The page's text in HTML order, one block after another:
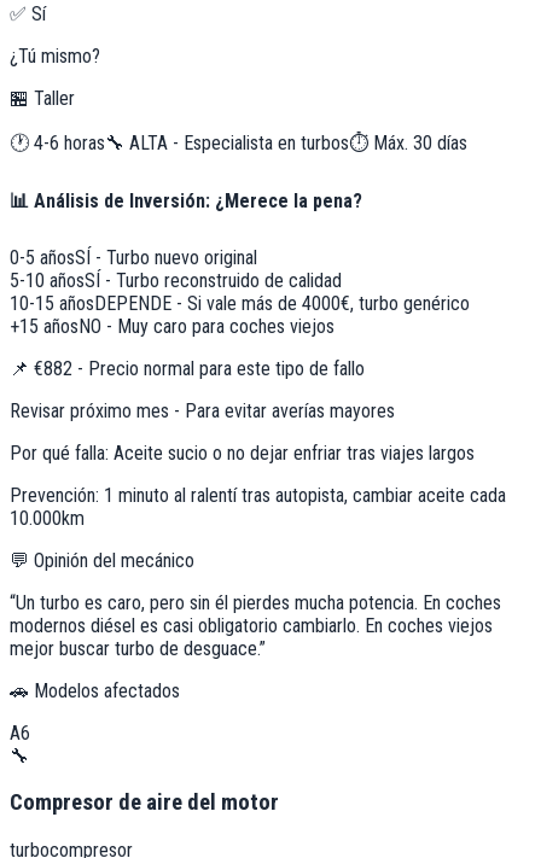
✅ Sí
¿Tú mismo?
🏪 Taller
🕐 4-6 horas🔧 ALTA - Especialista en turbos⏱️ Máx. 30 días
📊 Análisis de Inversión: ¿Merece la pena?
0-5 añosSÍ - Turbo nuevo original
5-10 añosSÍ - Turbo reconstruido de calidad
10-15 añosDEPENDE - Si vale más de 4000€, turbo genérico
+15 añosNO - Muy caro para coches viejos
📌 €882 - Precio normal para este tipo de fallo
Revisar próximo mes - Para evitar averías mayores
Por qué falla: Aceite sucio o no dejar enfriar tras viajes largos
Prevención: 1 minuto al ralentí tras autopista, cambiar aceite cada
10.000km
💬 Opinión del mecánico
“Un turbo es caro, pero sin él pierdes mucha potencia. En coches
modernos diésel es casi obligatorio cambiarlo. En coches viejos
mejor buscar turbo de desguace.”
🚗 Modelos afectados
A6
🔧
Compresor de aire del motor
turbocompresor